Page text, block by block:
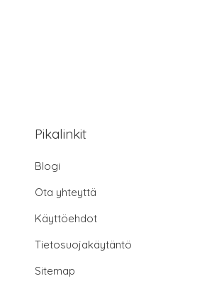
Pikalinkit
Blogi
Ota yhteyttä
Käyttöehdot
Tietosuojakäytäntö
Sitemap